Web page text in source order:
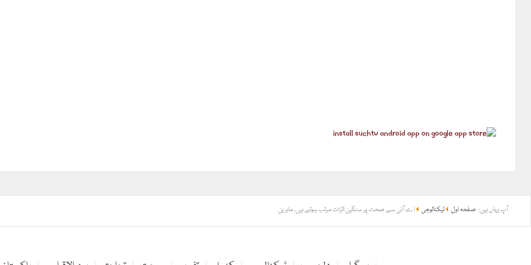
آپ یہاں ہیں: صفحہ اول ٹیکنالوجی اے آئی سے صحت پر سنگین اثرات مرتب ہوتے ہیں، ماہرین